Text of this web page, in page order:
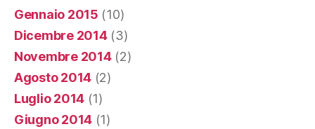
Gennaio 2015 (10)
Dicembre 2014(3)
Novembre 2014(2)
Agosto 2014 (2)
Luglio 2014 (1)
Giugno 2014 (1)